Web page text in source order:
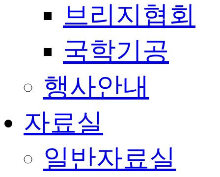
브리지협회
국학기공
행사안내
자료실
일반자료실